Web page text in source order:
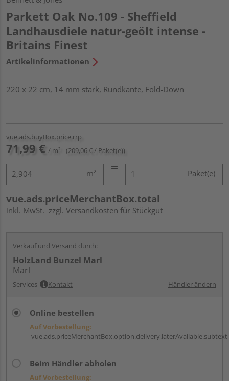
Parkett Oak No.109 - Sheffield
Landhausdiele natur-geölt intense -
Britains Finest
Artikelinformationen
220 x 22 cm, 14 mm stark, Rundkante, Fold-Down
vue.ads.buyBox.price.rrp
71,99 € / m² (209,06 € / Paket(e))
m² Paket(e)
vue.ads.priceMerchantBox.total
inkl. MwSt. zzgl. Versandkosten für Stückgut
Verkauf und Versand durch:
HolzLand Bunzel Marl
Marl
Services Kontakt Händler ändern
Online bestellen
Auf Vorbestellung:
vue.ads.priceMerchantBox.option.delivery.laterAvailable.subtext
Beim Händler abholen
Auf Vorbestellung: